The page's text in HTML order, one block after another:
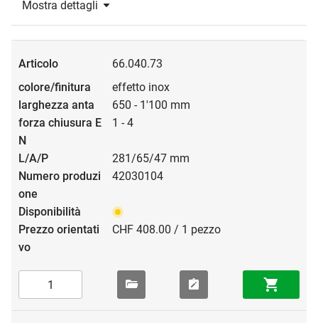
Mostra dettagli
66.040.73
effetto inox
650 - 1'100 mm
1 - 4
281/65/47 mm
42030104
CHF 408.00 / 1 pezzo